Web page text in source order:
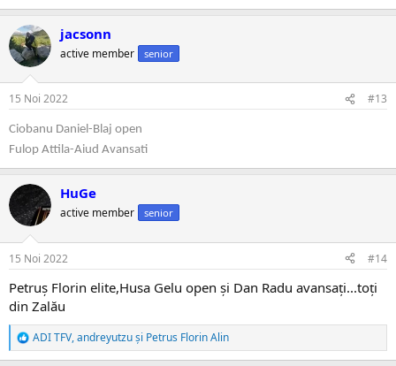
jacsonn
active member senior
15 Noi 2022 #13
Ciobanu Daniel-Blaj open
Fulop Attila-Aiud Avansati
HuGe
active member senior
15 Noi 2022 #14
Petruș Florin elite,Husa Gelu open și Dan Radu avansați...toți
din Zalău
R
e
ADI TFV,andreyutzuși Petrus Florin Alin